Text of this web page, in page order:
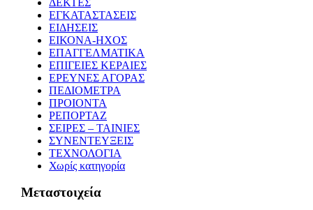
ΕΓΚΑΤΑΣΤΑΣΕΙΣ
ΕΙΔΗΣΕΙΣ
ΕΙΚΟΝΑ-ΗΧΟΣ
ΕΠΑΓΓΕΛΜΑΤΙΚΑ
ΕΠΙΓΕΙΕΣ ΚΕΡΑΙΕΣ
ΕΡΕΥΝΕΣ ΑΓΟΡΑΣ
ΠΕΔΙΟΜΕΤΡΑ
ΠΡΟΙΟΝΤΑ
ΡΕΠΟΡΤΑΖ
ΣΕΙΡΕΣ – ΤΑΙΝΙΕΣ
ΣΥΝΕΝΤΕΥΞΕΙΣ
ΤΕΧΝΟΛΟΓΙΑ
Χωρίς κατηγορία
Μεταστοιχεία